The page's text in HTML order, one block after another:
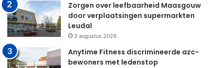
Zorgen over leefbaarheid Maasgouw
door verplaatsingen supermarkten
Leudal
3 augustus 2026
Anytime Fitness discrimineerde azc-
bewoners met ledenstop